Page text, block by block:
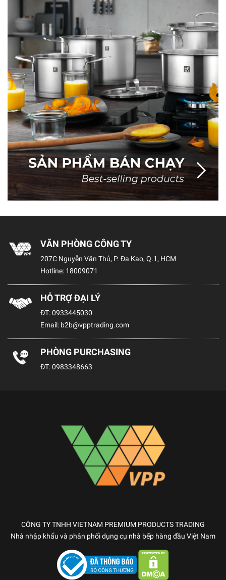
VĂN PHÒNG CÔNG TY
207C Nguyễn Văn Thủ, P. Đa Kao, Q.1, HCM
Hotline: 18009071
HỖ TRỢ ĐẠI LÝ
ĐT:0933445030
Email: b2b@vpptrading.com
PHÒNG PURCHASING
ĐT:0983348663
CÔNG TY TNHH VIETNAM PREMIUM PRODUCTS TRADING
Nhà nhập khẩu và phân phối dụng cụ nhà bếp hàng đầu Việt Nam